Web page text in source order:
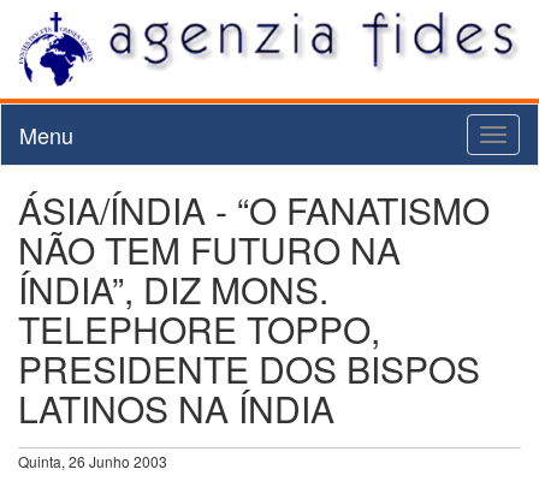
Menu
ÁSIA/ÍNDIA - “O FANATISMO
NÃO TEM FUTURO NA
ÍNDIA”, DIZ MONS.
TELEPHORE TOPPO,
PRESIDENTE DOS BISPOS
LATINOS NA ÍNDIA
Quinta, 26 Junho 2003